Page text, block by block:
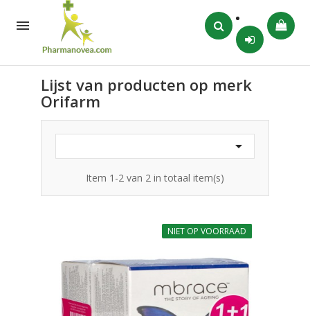

Lijst van producten op merk
Orifarm

Item 1-2 van 2 in totaal item(s)
-10%
NIET OP VOORRAAD